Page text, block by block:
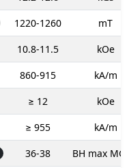
1220-1260
mT
10.8-11.5
kOe
860-915
kA/m
≥ 12
kOe
≥ 955
kA/m
36-38
BH max